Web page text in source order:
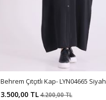
Behrem Çıtçıtlı Kap- LYN04665 Siyah
3.500,00 TL4.200,00 TL